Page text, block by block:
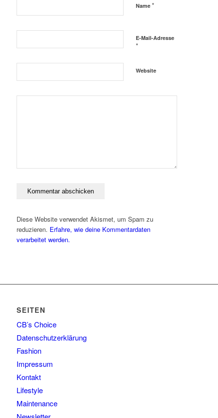
Name *
E-Mail-Adresse
*
Website
Diese Website verwendet Akismet, um Spam zu
reduzieren. Erfahre, wie deine Kommentardaten
verarbeitet werden.
SEITEN
CB’s Choice
Datenschutzerklärung
Fashion
Impressum
Kontakt
Lifestyle
Maintenance